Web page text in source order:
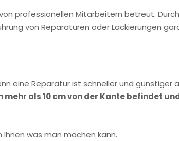
professionellen Mitarbeitern betreut.
von Reparaturen oder Lackierungen
eine Reparatur ist schneller und günstiger
als 10 cm von der Kante befindet
was man machen kann.